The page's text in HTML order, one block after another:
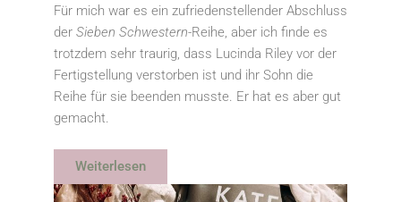
Für mich war es ein zufriedenstellender Abschluss
der Sieben Schwestern-Reihe, aber ich finde es
trotzdem sehr traurig, dass Lucinda Riley vor der
Fertigstellung verstorben ist und ihr Sohn die
Reihe für sie beenden musste. Er hat es aber gut
gemacht.
Weiterlesen